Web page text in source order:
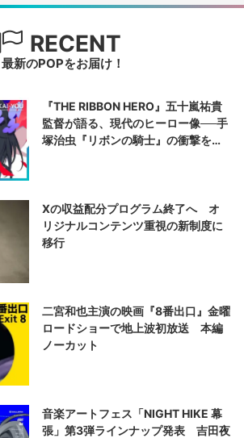
RECENT
最新のPOPをお届け！
『THE RIBBON HERO』五十嵐祐貴
監督が語る、現代のヒーロー像──手
塚治虫『リボンの騎士』の衝撃を再
Xの収益配分プログラム終了へ オ
リジナルコンテンツ重視の新制度に
移行
二宮和也主演の映画『8番出口』金曜
ロードショーで地上波初放送 本編
ノーカット
音楽アートフェス「NIGHT HIKE 幕
張」第3弾ラインナップ発表 吉田夜